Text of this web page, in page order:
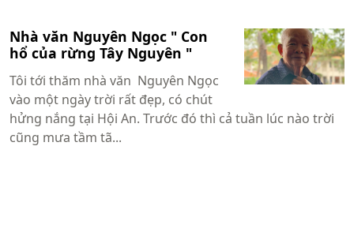
Nhà văn Nguyên Ngọc " Con
hổ của rừng Tây Nguyên "
Tôi tới thăm nhà văn Nguyên Ngọc
vào một ngày trời rất đẹp, có chút
hửng nắng tại Hội An. Trước đó thì cả tuần lúc nào trời
cũng mưa tầm tã...